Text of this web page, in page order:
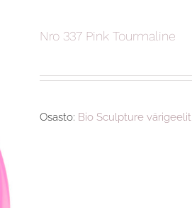
Nro 337 Pink Tourmaline
Osasto: Bio Sculpture värigeelit